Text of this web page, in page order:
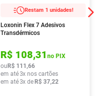
Restam 1 unidades!
Loxonin Flex 7 Adesivos
Transdérmicos
R$ 108,31 no PIX
ouR$ 111 ,66
em até3x nos cartões
em até3x deR$ 37,22